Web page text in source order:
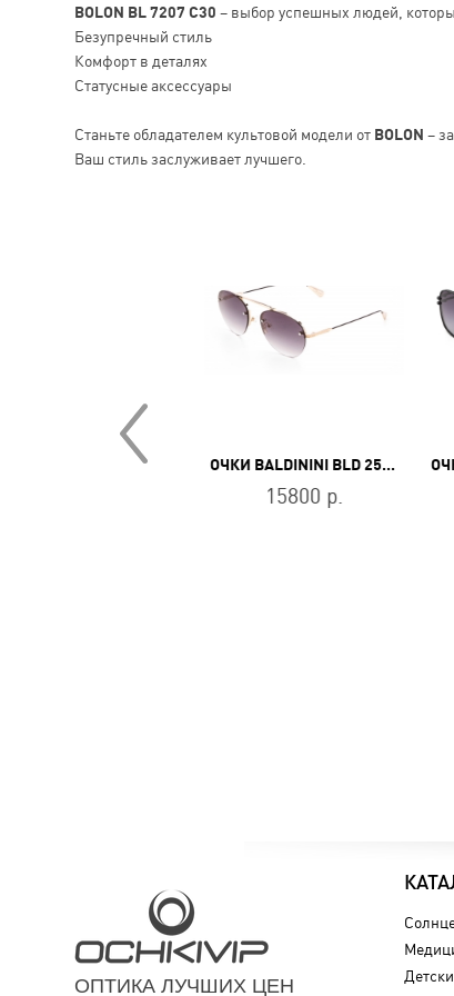
BOLON BL 7207 C30 – выбор успешных людей,
Безупречный стиль
Комфорт в деталях
Статусные аксессуары
Станьте обладателем культовой модели от BOLON –
Ваш стиль заслуживает лучшего.
ОЧКИ BALDININI BLD 2546 MGU 603
15800 р.
ОПТИКА ЛУЧШИХ ЦЕН